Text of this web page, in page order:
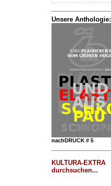
Unsere Anthologie:
nachDRUCK # 5
KULTURA-EXTRA
durchsuchen...